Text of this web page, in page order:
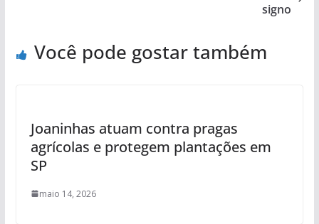
signo
Você pode gostar também
Joaninhas atuam contra pragas
agrícolas e protegem plantações em
SP
maio 14, 2026